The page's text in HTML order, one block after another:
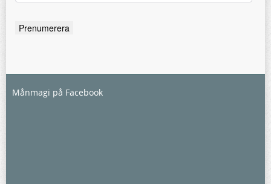
Månmagi på Facebook